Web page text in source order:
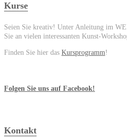
Kurse
Seien Sie kreativ! Unter Anleitung im
Sie an vielen interessanten Kunst-
Finden Sie hier das Kursprogramm!
Folgen Sie uns auf Facebook!
Kontakt